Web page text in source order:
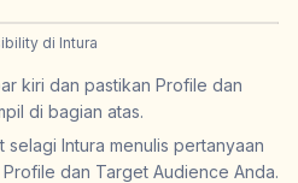
di Intura
kiri dan pastikan Profile dan
di bagian atas.
selagi Intura menulis pertanyaan
dan Target Audience Anda.